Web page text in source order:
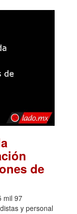
de
mil 97
y personal